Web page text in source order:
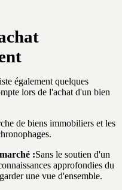
également quelques
lors de l'achat d'un bien
de biens immobiliers et les
:Sans le soutien d'un
approfondies du
une vue d'ensemble.